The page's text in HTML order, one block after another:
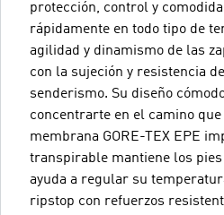
protección, control y
rápidamente en todo tipo de
agilidad y dinamismo de las
con la sujeción y resistencia
senderismo. Su diseño
concentrarte en el camino
membrana GORE-TEX EPE
transpirable mantiene los pies
ayuda a regular su
ripstop con refuerzos